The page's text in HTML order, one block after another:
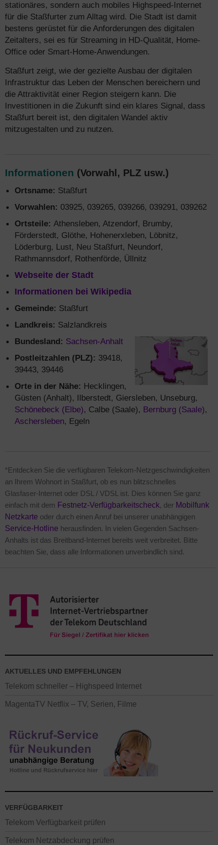
stationäres, sondern auch mobiles Highspeed-Internet
für die Staßfurter zum Alltag wird. Die Stadt ist damit
bestens gerüstet für die Anforderungen des digitalen
Zeitalters, sei es für Streaming in HD-Qualität, Home-
Office oder Smart-Home-Anwendungen.
Staßfurt zeigt, wie der gezielte Ausbau der digitalen
Infrastruktur das Leben der Menschen bereichern und
die Attraktivität einer Region steigern kann. Die
Investitionen in die Zukunft sind ein klares Signal, dass
Staßfurt bereit ist, den digitalen Wandel aktiv
mitzugestalten und zu nutzen.
Informationen (Vorwahl, PLZ usw.)
Ortsname: Staßfurt
Vorwahlen: 03925, 039265, 039266, 039291, 039262
Ortsteile: Athensleben, Atzendorf, Brumby,
Förderstedt, Glöthe, Hohenerxleben, Löbnitz,
Löderburg, Lust, Neu Staßfurt, Neundorf,
Rathmannsdorf, Rothenförde, Üllnitz
Webseite der Stadt
Informationen bei Wikipedia
Gemeinde: Staßfurt
Landkreis: Salzlandkreis
Bundesland: Sachsen-Anhalt
Postleitzahlen (PLZ): 39418,
39443, 39446
Orte in der Nähe: Hecklingen,
Güsten (Anhalt), Ilberstedt, Giersleben, Unseburg,
Schönebeck (Elbe), Calbe (Saale), Bernburg (Saale),
Aschersleben, Egeln
*Entdecken Sie die verfügbaren Telekom-Netzgeschwindigkeiten
an Ihrem Wohnort in Staßfurt, ob es nun blitzschnelles
Glasfaser-Internet oder DSL / VDSL ist. Dies können Sie ganz
einfach mit dem Festnetz-Verfügbarkeitscheck, der Mobilfunk
Netzkarte oder durch einen Anruf bei unserer unabhängigen
Service-Hotline herausfinden. In vielen Gegenden Sachsen-
Anhalts ist das Breitband-Internet bereits weit verbreitet. Bitte
beachten Sie, dass alle Informationen unverbindlich sind.
AKTUELLES UND EMPFEHLUNGEN
Telekom schneller – Highspeed Internet
MagentaTV Netflix – TV, Serien, Filme
VERFÜGBARKEIT
Telekom Verfügbarkeit prüfen
Telekom Netzabdeckung prüfen